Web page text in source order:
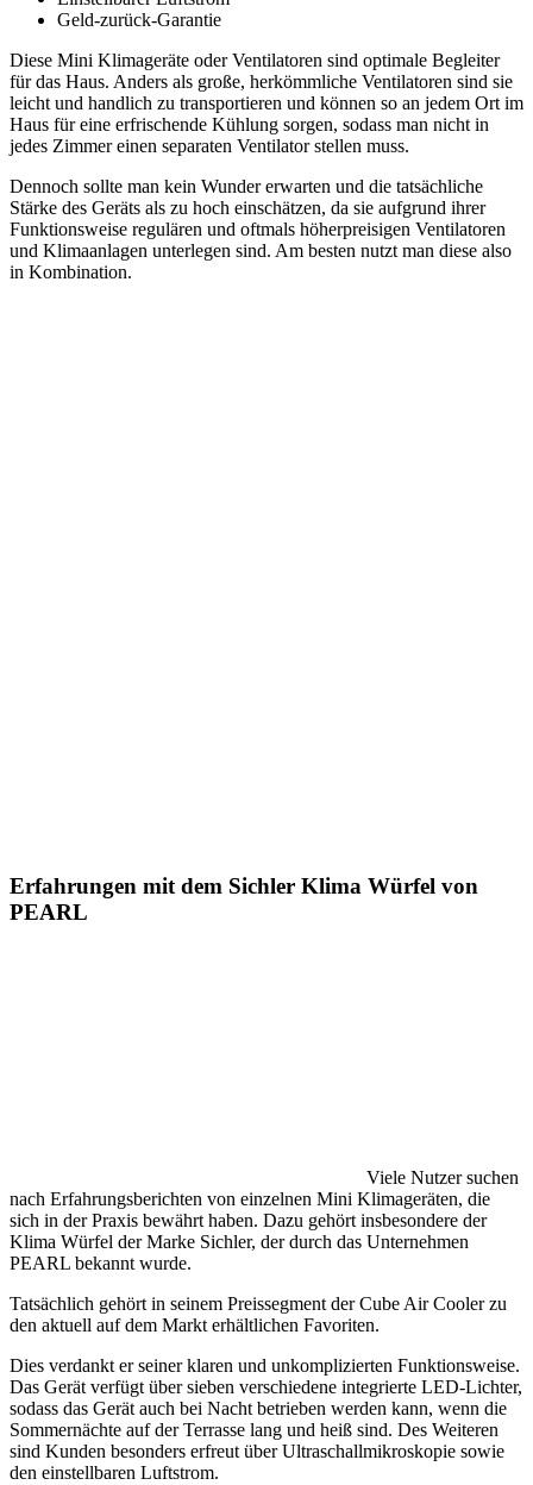
Geld-zurück-Garantie
Diese Mini Klimageräte oder Ventilatoren sind optimale Begleiter
für das Haus. Anders als große, herkömmliche Ventilatoren sind sie
leicht und handlich zu transportieren und können so an jedem Ort im
Haus für eine erfrischende Kühlung sorgen, sodass man nicht in
jedes Zimmer einen separaten Ventilator stellen muss.
Dennoch sollte man kein Wunder erwarten und die tatsächliche
Stärke des Geräts als zu hoch einschätzen, da sie aufgrund ihrer
Funktionsweise regulären und oftmals höherpreisigen Ventilatoren
und Klimaanlagen unterlegen sind. Am besten nutzt man diese also
in Kombination.
Erfahrungen mit dem Sichler Klima Würfel von
PEARL
Viele Nutzer suchen
nach Erfahrungsberichten von einzelnen Mini Klimageräten, die
sich in der Praxis bewährt haben. Dazu gehört insbesondere der
Klima Würfel der Marke Sichler, der durch das Unternehmen
PEARL bekannt wurde.
Tatsächlich gehört in seinem Preissegment der Cube Air Cooler zu
den aktuell auf dem Markt erhältlichen Favoriten.
Dies verdankt er seiner klaren und unkomplizierten Funktionsweise.
Das Gerät verfügt über sieben verschiedene integrierte LED-Lichter,
sodass das Gerät auch bei Nacht betrieben werden kann, wenn die
Sommernächte auf der Terrasse lang und heiß sind. Des Weiteren
sind Kunden besonders erfreut über Ultraschallmikroskopie sowie
den einstellbaren Luftstrom.